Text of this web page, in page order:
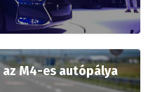
M4-es autópálya